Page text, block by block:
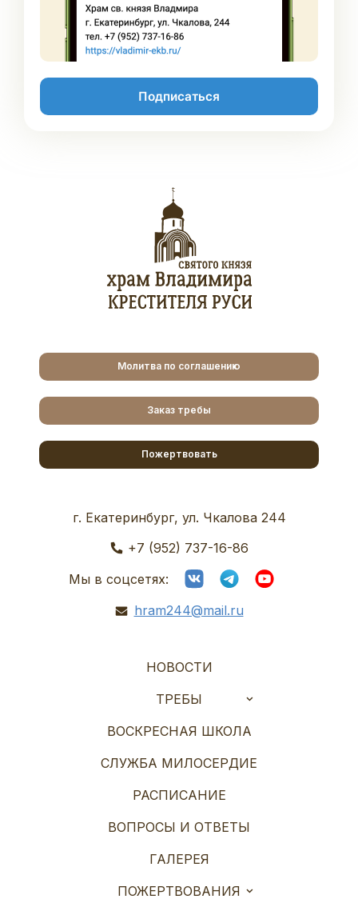
Подписаться
Молитва по соглашению
Заказ требы
Пожертвовать
г. Екатеринбург, ул. Чкалова 244
+7 (952) 737-16-86
Мы в соцсетях:
hram244@mail.ru
НОВОСТИ
ТРЕБЫ
ВОСКРЕСНАЯ ШКОЛА
СЛУЖБА МИЛОСЕРДИЕ
РАСПИСАНИЕ
ВОПРОСЫ И ОТВЕТЫ
ГАЛЕРЕЯ
ПОЖЕРТВОВАНИЯ